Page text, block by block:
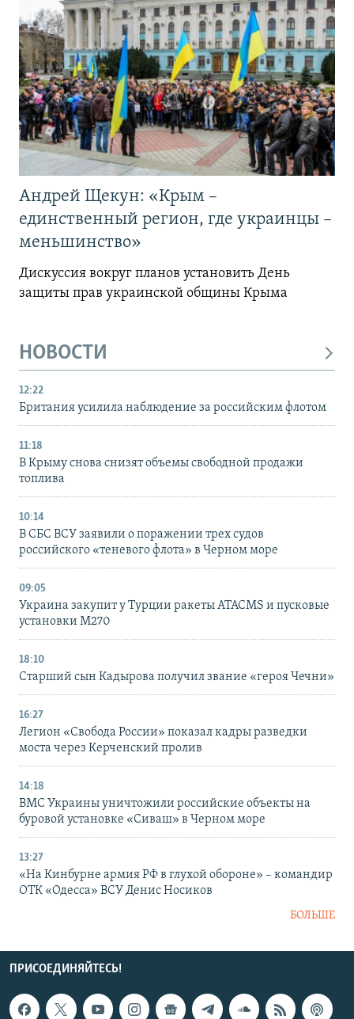
Андрей Щекун: «Крым –
единственный регион, где украинцы –
меньшинство»
Дискуссия вокруг планов установить День
защиты прав украинской общины Крыма
НОВОСТИ
12:22
Британия усилила наблюдение за российским флотом
11:18
В Крыму снова снизят объемы свободной продажи
топлива
10:14
В СБС ВСУ заявили о поражении трех судов
российского «теневого флота» в Черном море
09:05
Украина закупит у Турции ракеты ATACMS и пусковые
установки M270
18:10
Старший сын Кадырова получил звание «героя Чечни»
16:27
Легион «Свобода России» показал кадры разведки
моста через Керченский пролив
14:18
ВМС Украины уничтожили российские объекты на
буровой установке «Сиваш» в Черном море
13:27
«На Кинбурне армия РФ в глухой обороне» – командир
ОТК «Одесса» ВСУ Денис Носиков
БОЛЬШЕ
ПРИСОЕДИНЯЙТЕСЬ!